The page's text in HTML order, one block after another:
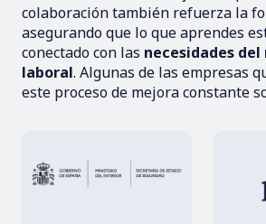
colaboración también refuerza la
asegurando que lo que aprendes
conectado con las necesidades
laboral. Algunas de las empresas
este proceso de mejora constante